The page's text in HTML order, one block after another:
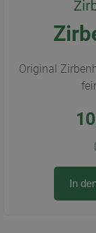
Original